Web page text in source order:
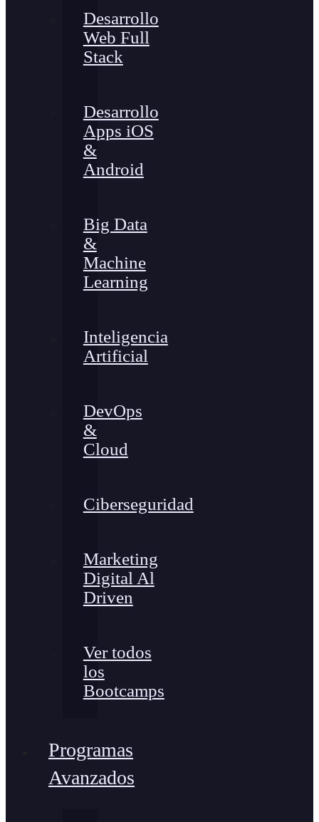
Desarrollo
Web Full
Stack
Desarrollo
Apps iOS
&
Android
Big Data
&
Machine
Learning
Inteligencia
Artificial
DevOps
&
Cloud
Ciberseguridad
Marketing
Digital Al
Driven
Ver todos
los
Bootcamps
Programas
Avanzados